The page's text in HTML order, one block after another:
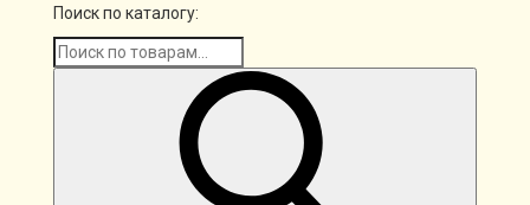
Поиск по каталогу: